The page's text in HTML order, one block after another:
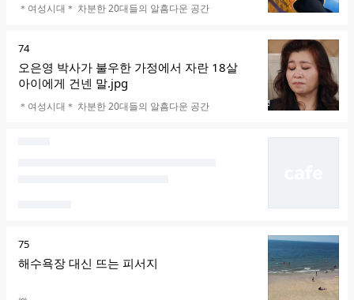
카페명
＊여성시대＊ 차분한 20대들의 알흠다운 공간
순
위
74
오은영 박사가 불우한 가정에서 자란 18살
아이에게 건넨 말.jpg
카페명
＊여성시대＊ 차분한 20대들의 알흠다운 공간
순
위
75
해수욕장 대신 뜨는 피서지